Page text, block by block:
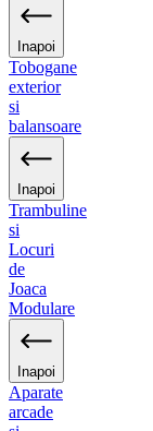
Inapoi
Tobogane
exterior
si
balansoare
Inapoi
Trambuline
si
Locuri
de
Joaca
Modulare
Inapoi
Aparate
arcade